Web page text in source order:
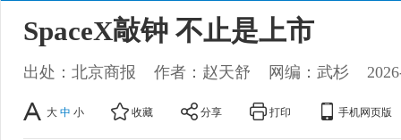
SpaceX敲钟 不止是上市
出处：北京商报 作者：赵天舒 网编：武杉
大 中 小 收藏 分享 打印 手机网页版